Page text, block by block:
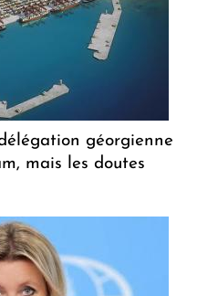
géorgienne
mais les doutes